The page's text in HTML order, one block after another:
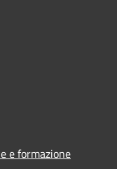
e formazione